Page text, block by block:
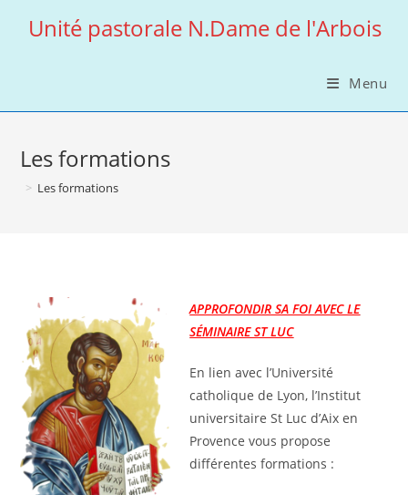
Unité pastorale N.Dame de l'Arbois
Menu
Les formations
> Les formations
APPROFONDIR SA FOI AVEC LE
SÉMINAIRE ST LUC
En lien avec l’Université
catholique de Lyon, l’Institut
universitaire St Luc d’Aix en
Provence vous propose
différentes formations :